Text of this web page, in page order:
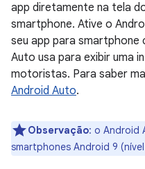
app diretamente na tela
smartphone. Ative o
seu app para smartphone
Auto usa para exibir uma
motoristas. Para saber
Android Auto.
Observação: o Android
smartphones Android 9